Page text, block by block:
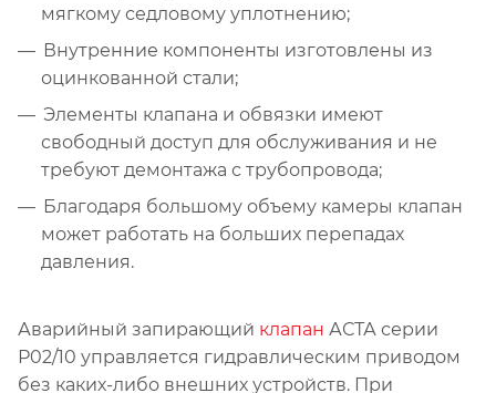
мягкому седловому уплотнению;
Внутренние компоненты изготовлены из
оцинкованной стали;
Элементы клапана и обвязки имеют
свободный доступ для обслуживания и не
требуют демонтажа с трубопровода;
Благодаря большому объему камеры клапан
может работать на больших перепадах
давления.
Аварийный запирающий клапан АСТА серии
Р02/10 управляется гидравлическим приводом
без каких-либо внешних устройств. При